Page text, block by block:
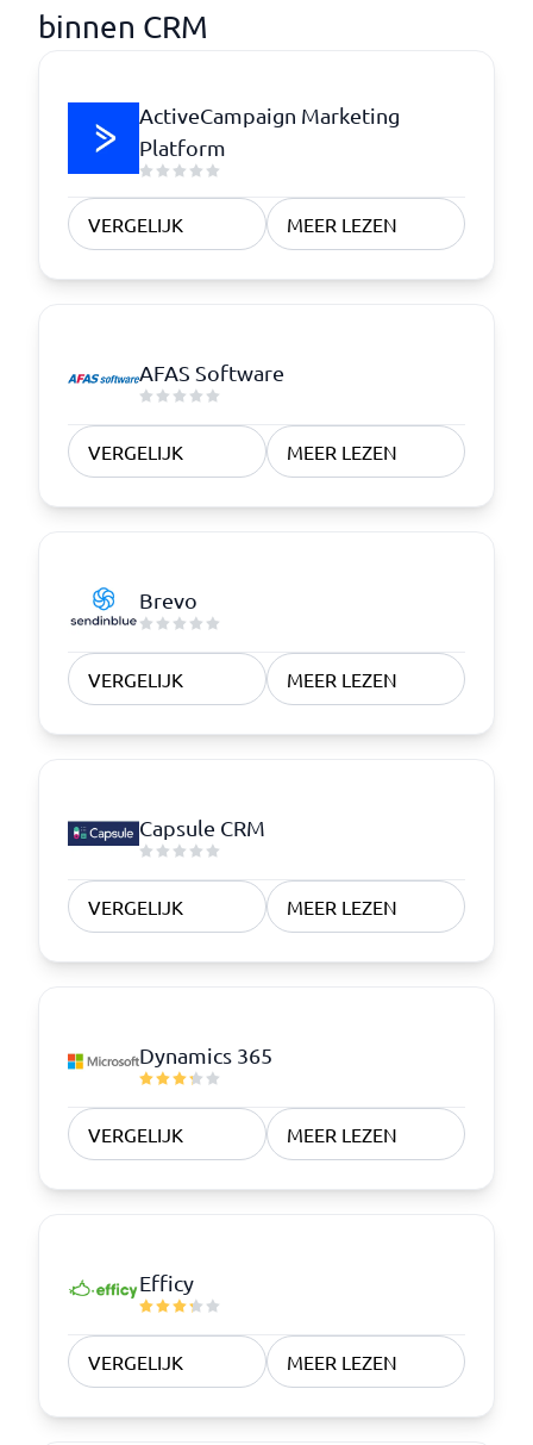
binnen CRM
ActiveCampaign Marketing
Platform
VERGELIJK MEER LEZEN
AFAS Software
VERGELIJK MEER LEZEN
Brevo
VERGELIJK MEER LEZEN
Capsule CRM
VERGELIJK MEER LEZEN
Dynamics 365
VERGELIJK MEER LEZEN
Efficy
VERGELIJK MEER LEZEN